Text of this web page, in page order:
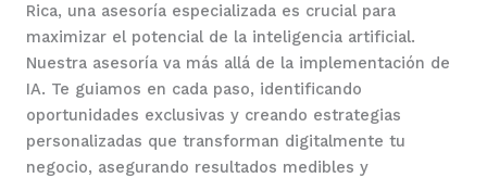
Rica, una asesoría especializada es crucial para
maximizar el potencial de la inteligencia artificial.
Nuestra asesoría va más allá de la implementación de
IA. Te guiamos en cada paso, identificando
oportunidades exclusivas y creando estrategias
personalizadas que transforman digitalmente tu
negocio, asegurando resultados medibles y